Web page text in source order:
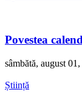
Povestea
sâmbătă, august
Știință